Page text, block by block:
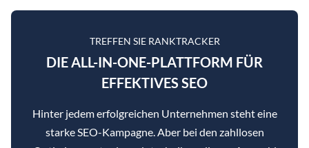
TREFFEN SIE RANKTRACKER
DIE ALL-IN-ONE-PLATTFORM FÜR
EFFEKTIVES SEO
Hinter jedem erfolgreichen Unternehmen steht eine
starke SEO-Kampagne. Aber bei den zahllosen